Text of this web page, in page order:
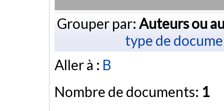
Grouper par: Auteurs ou
type de
Aller à : B
Nombre de documents: 1